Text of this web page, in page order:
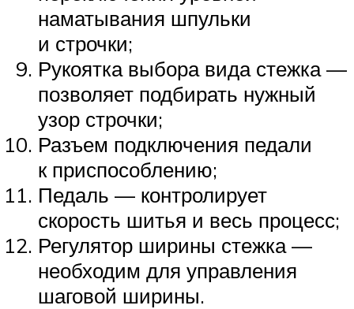
наматывания шпульки
и строчки;
Рукоятка выбора вида стежка —
позволяет подбирать нужный
узор строчки;
Разъем подключения педали
к приспособлению;
Педаль — контролирует
скорость шитья и весь процесс;
Регулятор ширины стежка —
необходим для управления
шаговой ширины.